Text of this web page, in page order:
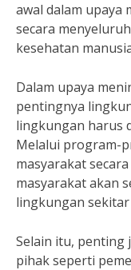
awal dalam upaya
secara
kesehatan
Dalam upaya
pentingnya
lingkungan harus
Melalui program-
masyarakat
masyarakat akan
lingkungan sekitar
Selain itu, penting
pihak seperti